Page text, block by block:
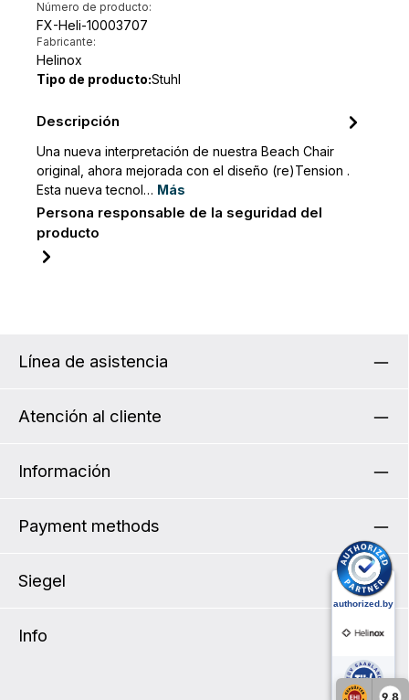
9,8
Número de producto:
FX-Heli-10003707
Fabricante:
Helinox
Tipo de producto:Stuhl
Descripción
Una nueva interpretación de nuestra Beach Chair
original, ahora mejorada con el diseño (re)Tension .
Esta nueva tecnol… Más
Persona responsable de la seguridad del
producto
Línea de asistencia
Atención al cliente
Información
Payment methods
Siegel
Info